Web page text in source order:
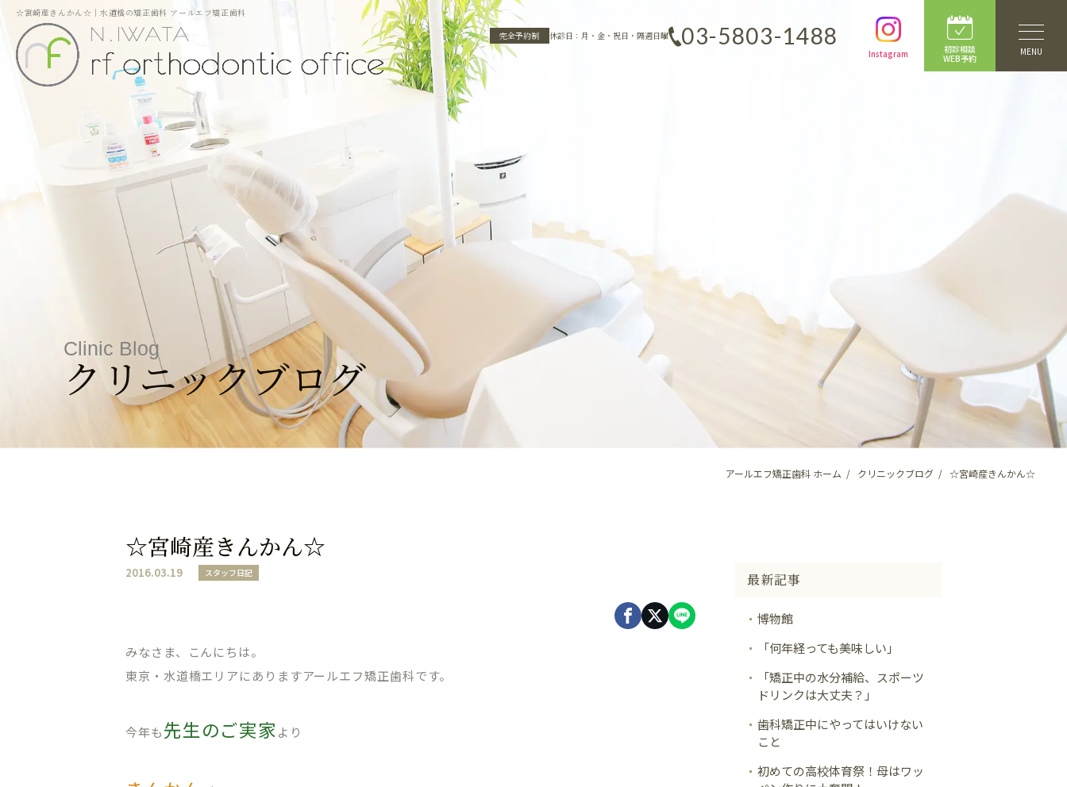
☆宮崎産きんかん☆｜水道橋の矯正歯科 アールエフ矯正歯科
完全予約制
休診日：月・金・祝日・隔週日曜 03-5803-1488
Instagram
初診相談
WEB予約
MENU
Clinic Blog
クリニックブログ
アールエフ矯正歯科 ホーム クリニックブログ ☆宮崎産きんかん☆
☆宮崎産きんかん☆
2016.03.19 スタッフ日記
みなさま、こんにちは。
東京・水道橋エリアにありますアールエフ矯正歯科です。
今年も先生のご実家より
最新記事
博物館
「何年経っても美味しい」
「矯正中の水分補給、スポーツ
ドリンクは大丈夫？」
歯科矯正中にやってはいけない
こと
初めての高校体育祭！母はワッ